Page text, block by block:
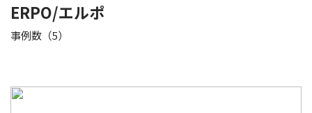
ERPO/エルポ
事例数（5）